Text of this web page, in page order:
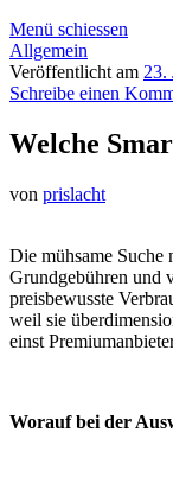
Menü schiessen
Allgemein
Veröffentlicht am 23.
Schreibe einen
Welche
von prislacht
Die mühsame
Grundgebühren und
preisbewusste
weil sie
einst
Worauf bei der